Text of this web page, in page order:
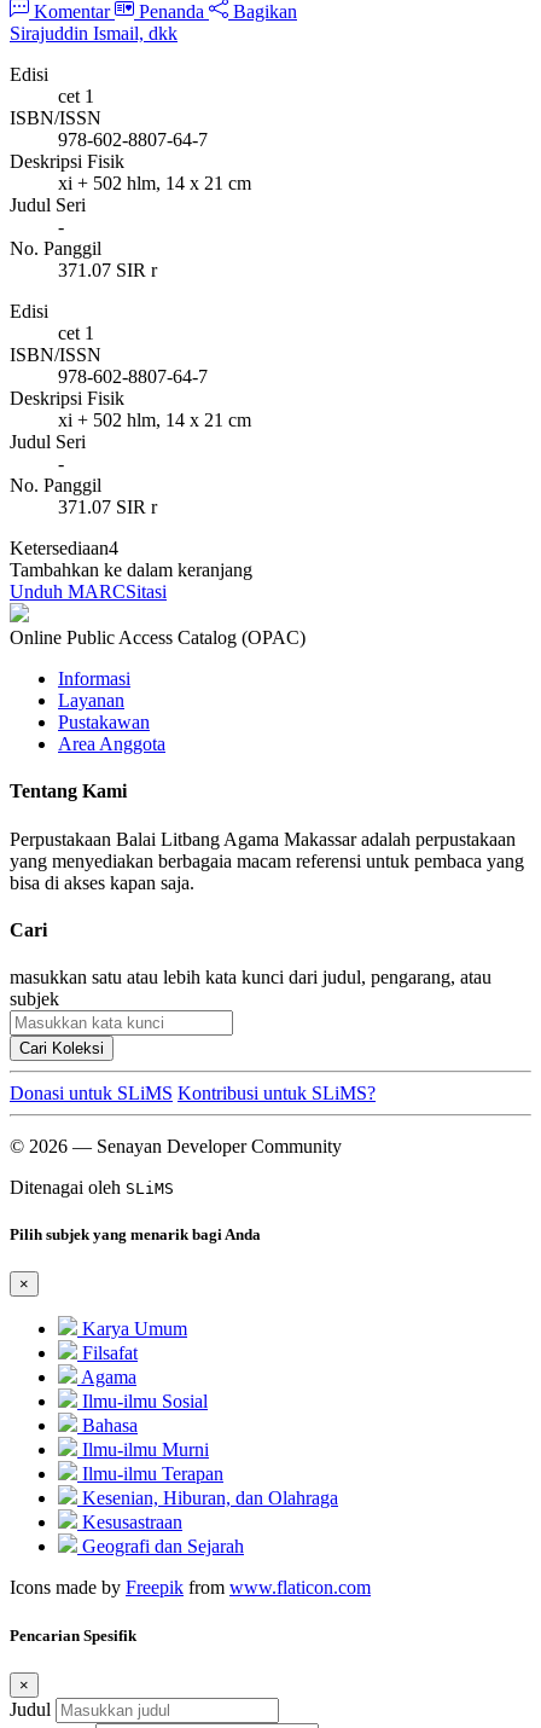
Komentar Penanda
Bagikan
Sirajuddin Ismail, dkk
Edisi
cet 1
ISBN/ISSN
978-602-8807-64-7
Deskripsi Fisik
xi + 502 hlm, 14 x 21 cm
Judul Seri
-
No. Panggil
371.07 SIR r
Edisi
cet 1
ISBN/ISSN
978-602-8807-64-7
Deskripsi Fisik
xi + 502 hlm, 14 x 21 cm
Judul Seri
-
No. Panggil
371.07 SIR r
Ketersediaan4
Tambahkan ke dalam keranjang
Unduh MARCSitasi
Online Public Access Catalog (OPAC)
Informasi
Layanan
Pustakawan
Area Anggota
Tentang Kami
Perpustakaan Balai Litbang Agama Makassar adalah perpustakaan
yang menyediakan berbagaia macam referensi untuk pembaca yang
bisa di akses kapan saja.
Cari
masukkan satu atau lebih kata kunci dari judul, pengarang, atau
subjek
Cari Koleksi
Donasi untuk SLiMS Kontribusi untuk SLiMS?
© 2026 — Senayan Developer Community
Ditenagai oleh SLiMS
Pilih subjek yang menarik bagi Anda
×
Karya Umum
Filsafat
Agama
Ilmu-ilmu Sosial
Bahasa
Ilmu-ilmu Murni
Ilmu-ilmu Terapan
Kesenian, Hiburan, dan Olahraga
Kesusastraan
Geografi dan Sejarah
Icons made by Freepik from www.flaticon.com
Pencarian Spesifik
×
Judul